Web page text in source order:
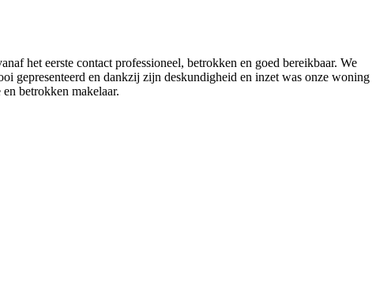
het eerste contact professioneel, betrokken en goed bereikbaar. We
gepresenteerd en dankzij zijn deskundigheid en inzet was onze woning
betrokken makelaar.